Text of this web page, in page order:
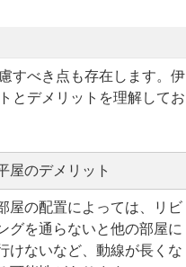
すべき点も存在します。伊
とデメリットを理解してお
屋のデメリット
屋の配置によっては、リビ
グを通らないと他の部屋に
けないなど、動線が長くな